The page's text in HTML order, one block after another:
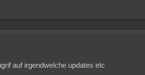
auf irgendwelche updates etc